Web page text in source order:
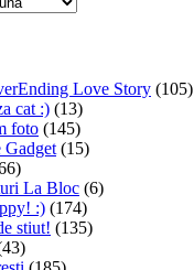
Love Story (105)
cat :) (13)
foto (145)
Gadget (15)
La Bloc (6)
:) (174)
stiut! (135)